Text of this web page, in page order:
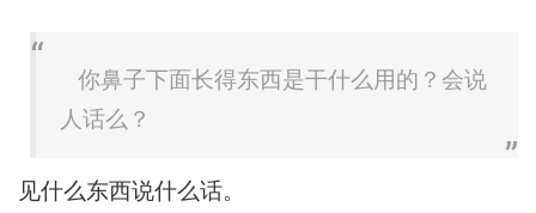
你鼻子下面长得东西是干什么用的？会说
人话么？
见什么东西说什么话。